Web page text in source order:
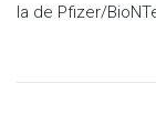
la de Pfizer/
según un
Después de una